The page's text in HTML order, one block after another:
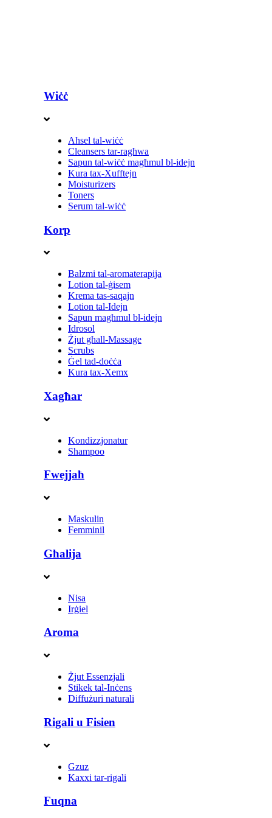
Wiċċ
Aħsel tal-wiċċ
Cleansers tar-ragħwa
Sapun tal-wiċċ magħmul bl-idejn
Kura tax-Xufftejn
Moisturizers
Toners
Serum tal-wiċċ
Korp
Balzmi tal-aromaterapija
Lotion tal-ġisem
Krema tas-saqajn
Lotion tal-Idejn
Sapun magħmul bl-idejn
Idrosol
Żjut għall-Massage
Scrubs
Ġel tad-doċċa
Kura tax-Xemx
Xagħar
Kondizzjonatur
Shampoo
Fwejjaħ
Maskulin
Femminil
Għalija
Nisa
Irġiel
Aroma
Żjut Essenzjali
Stikek tal-Inċens
Diffużuri naturali
Rigali u Fisien
Gzuz
Kaxxi tar-rigali
Fuqna